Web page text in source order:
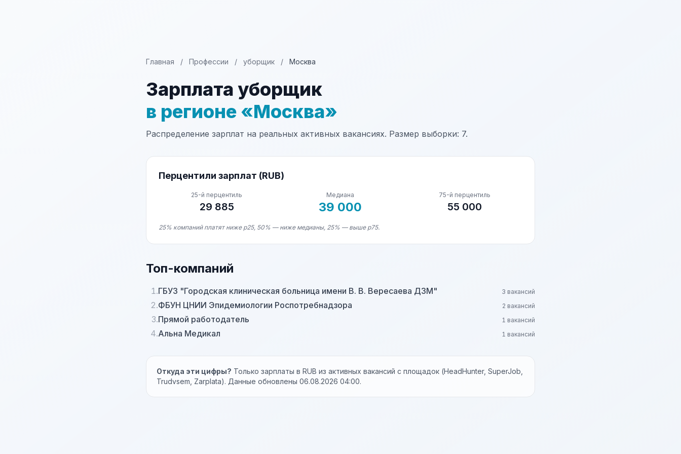
Главная / Профессии / уборщик / Москва
Зарплата уборщик
в регионе «Москва»
Распределение зарплат на реальных активных вакансиях. Размер выборки: 7.
Перцентили зарплат (RUB)
25-й перцентиль
29 885
Медиана
39 000
75-й перцентиль
55 000
25% компаний платят ниже p25, 50% — ниже медианы, 25% — выше p75.
Топ-компаний
1.ГБУЗ "Городская клиническая больница имени В. В. Вересаева ДЗМ" 3 вакансий
2.ФБУН ЦНИИ Эпидемиологии Роспотребнадзора 2 вакансий
3.Прямой работодатель 1 вакансий
4.Альна Медикал 1 вакансий
Откуда эти цифры? Только зарплаты в RUB из активных вакансий с площадок (HeadHunter, SuperJob,
Trudvsem, Zarplata). Данные обновлены 06.08.2026 04:00.